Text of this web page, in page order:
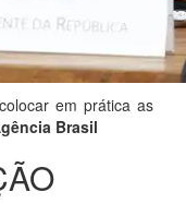
em prática as
Brasil